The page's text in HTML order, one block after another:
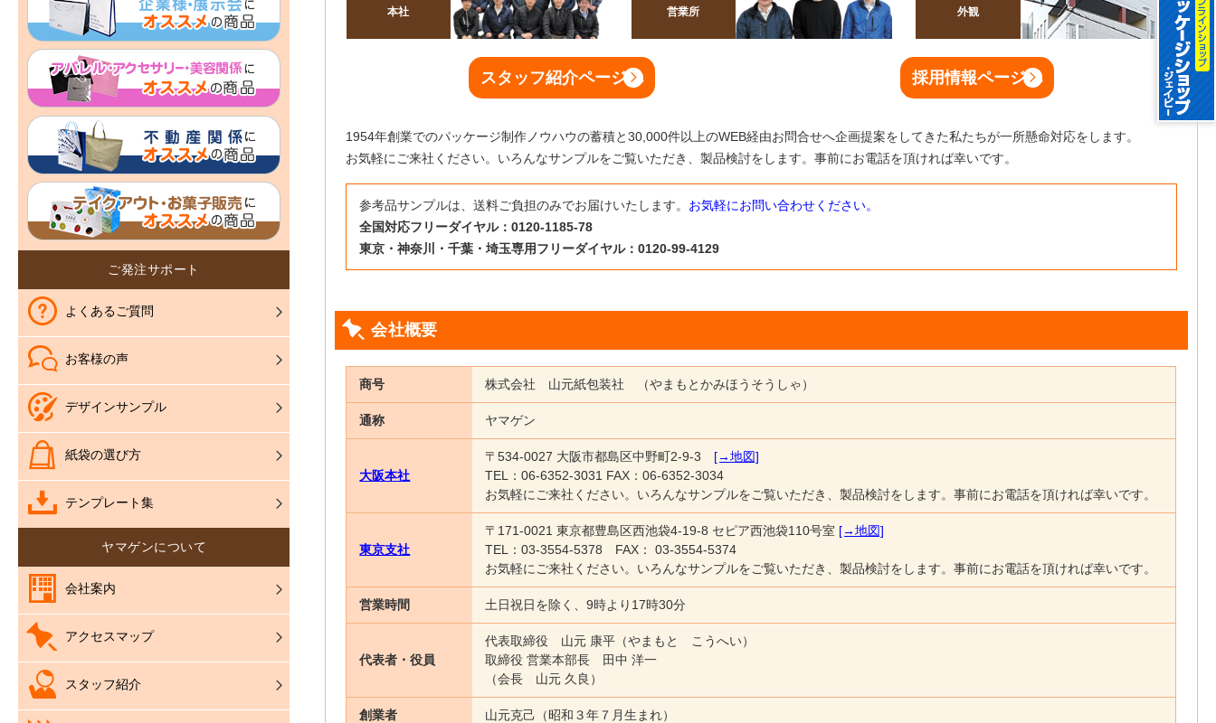
本社
営業所
外観
スタッフ紹介ページへ 採用情報ページへ
1954年創業でのパッケージ制作ノウハウの蓄積と30,000件以上のWEB経由お問合せへ企画提案をしてきた私たちが一所懸命対応をします。
お気軽にご来社ください。いろんなサンプルをご覧いただき、製品検討をします。事前にお電話を頂ければ幸いです。
参考品サンプルは、送料ご負担のみでお届けいたします。 お気軽にお問い合わせください。
全国対応フリーダイヤル：0120-1185-78
東京・神奈川・千葉・埼玉専用フリーダイヤル：0120-99-4129
会社概要
商号 株式会社 山元紙包装社 （やまもとかみほうそうしゃ）
通称 ヤマゲン
大阪本社
〒534-0027 大阪市都島区中野町2-9-3 [→地図]
TEL：06-6352-3031 FAX：06-6352-3034
お気軽にご来社ください。いろんなサンプルをご覧いただき、製品検討をします。事前にお電話を頂ければ幸いです。
東京支社
〒171-0021 東京都豊島区西池袋4-19-8 セピア西池袋110号室 [→地図]
TEL：03-3554-5378 FAX： 03-3554-5374
お気軽にご来社ください。いろんなサンプルをご覧いただき、製品検討をします。事前にお電話を頂ければ幸いです。
営業時間 土日祝日を除く、9時より17時30分
代表者・役員
代表取締役 山元 康平（やまもと こうへい）
取締役 営業本部長 田中 洋一
（会長 山元 久良）
創業者 山元克己（昭和３年７月生まれ）
ご発注サポート
よくあるご質問
お客様の声
デザインサンプル
紙袋の選び方
テンプレート集
ヤマゲンについて
会社案内
アクセスマップ
スタッフ紹介